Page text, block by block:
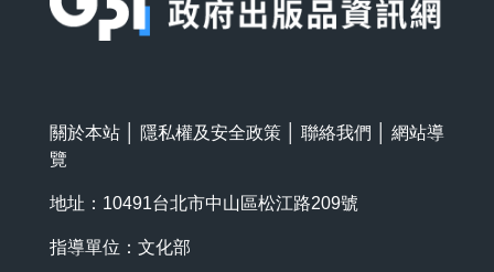
關於本站 隱私權及安全政策 聯絡我們
網站導
覽
地址：10491台北市中山區松江路209號
指導單位：文化部